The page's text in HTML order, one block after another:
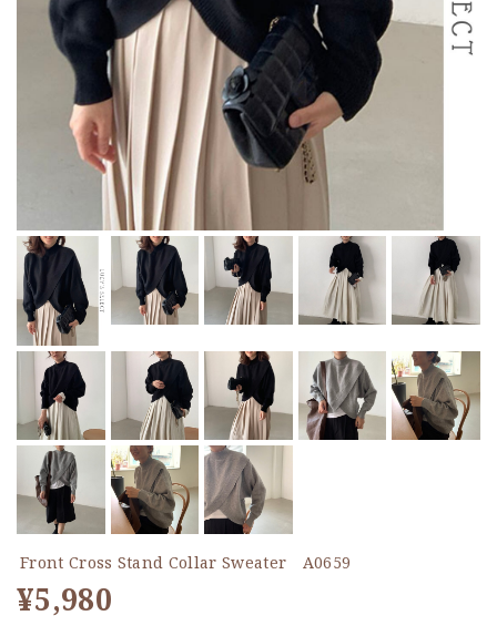
Front Cross Stand Collar Sweater A0659
¥5,980